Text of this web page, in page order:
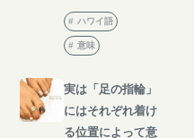
ハワイ語
意味
実は「足の指輪」
にはそれぞれ着け
る位置によって意